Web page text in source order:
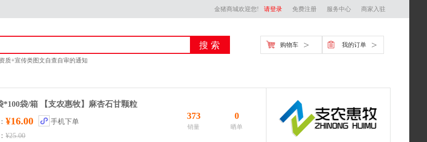
金猪商城欢迎您! 请登录 免费注册 服务中心 商家入驻
质+宣传类图文自查自审的通知
系方式
品审核的通知 附新广告法「1 - 29禁」
企业资质公告
购物车 > 我的订单 >
*100袋/箱 【支农惠牧】麻杏石甘颗粒
¥16.00 手机下单
373
销量
0
晒单
¥25.00